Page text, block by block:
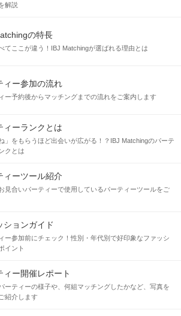
解説
の特長
てここが違う！IBJ Matchingが選ばれる理由とは
ィー参加の流れ
ー予約後からマッチングまでの流れをご案内します
ィーランクとは
ね」をもらうほど出会いが広がる！？IBJ Matchingのパーテ
クとは
ィーツール紹介
見合いパーティーで使用しているパーティーツールをご
ションガイド
ー参加前にチェック！性別・年代別で好印象なファッシ
イント
ィー開催レポート
ーティーの様子や、何組マッチングしたかなど、写真を
紹介します